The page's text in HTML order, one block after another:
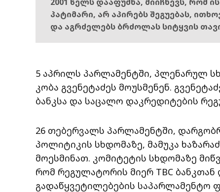
პატიმარი, არ აპირებს შეგუებას,
და აგრძელებს ბრძოლას სიტყვის
5 აპრილს პარლამენტში, პლენარულ
კობა გვენეტაძეს მოუსმენენ.
ბანკსა და საცალო დაკრედიტების
26 თებერვალს პარლამენტში,
პოლიტიკის სხდომაზე, მამუკა
მოესმინათ. კომიტეტის სხდომაზე
რომ რეგულატორის მიერ TBC
გადაწყვეტილებების საპარლამენტო